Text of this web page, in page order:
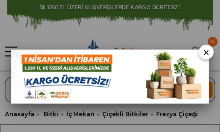
⚠️ SATIŞLARIMIZ YALNIZCA İSTANBUL İLİ İLE SINIRLIDIR.
ARA
0
Anasayfa Bitki İç Mekan Çiçekli Bitkiler Frezya Çiçeği
×